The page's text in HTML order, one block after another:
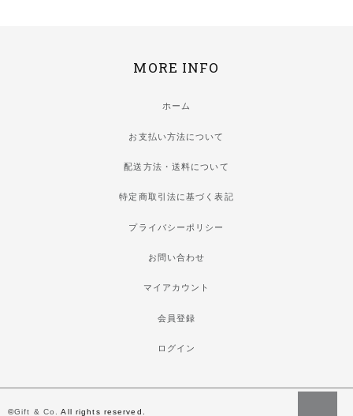
MORE INFO
ホーム
お支払い方法について
配送方法・送料について
特定商取引法に基づく表記
プライバシーポリシー
お問い合わせ
マイアカウント
会員登録
ログイン
©Gift & Co. All rights reserved.